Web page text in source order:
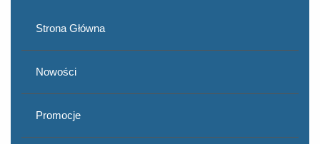
Strona Główna
Nowości
Promocje